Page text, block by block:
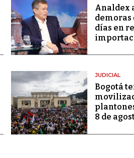
Analdex
demoras
días en
JUDICIAL
Bogotá
8 de